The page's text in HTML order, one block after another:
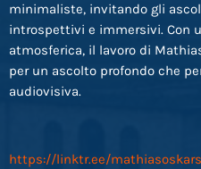
minimaliste, invitando gli
introspettivi e immersivi. Con
atmosferica, il lavoro di
per un ascolto profondo che
audiovisiva.
https://linktr.ee/